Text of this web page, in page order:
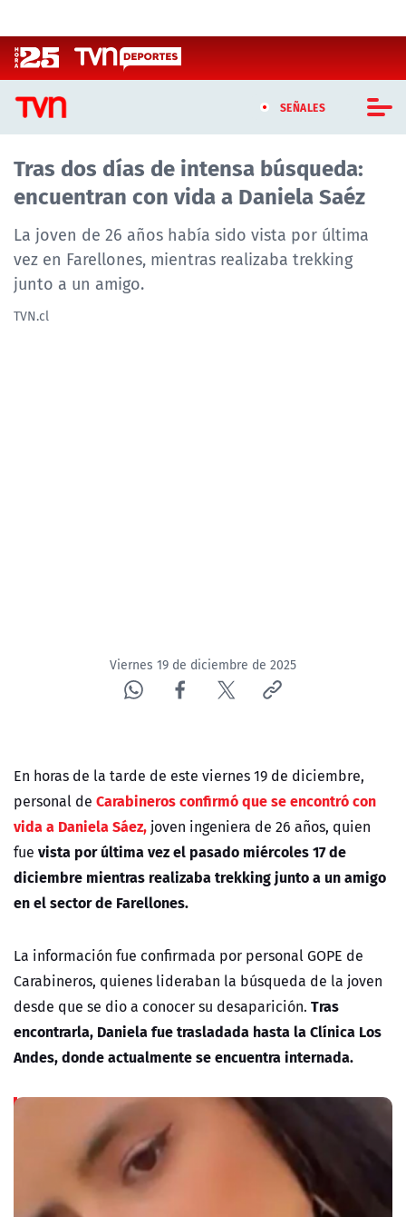
SEÑALES
CASTING MASTERCHEF CHILE
CASTING TVN VERTICAL
TVN VERTICAL
TVN PLAY
Tras dos días de intensa búsqueda:
encuentran con vida a Daniela Saéz
La joven de 26 años había sido vista por última
vez en Farellones, mientras realizaba trekking
junto a un amigo.
TVN.cl
Viernes 19 de diciembre de 2025
En horas de la tarde de este viernes 19 de diciembre,
personal de Carabineros confirmó que se encontró con
vida a Daniela Sáez, joven ingeniera de 26 años, quien
fue vista por última vez el pasado miércoles 17 de
diciembre mientras realizaba trekking junto a un amigo
en el sector de Farellones.
La información fue confirmada por personal GOPE de
Carabineros, quienes lideraban la búsqueda de la joven
desde que se dio a conocer su desaparición. Tras
encontrarla, Daniela fue trasladada hasta la Clínica Los
Andes, donde actualmente se encuentra internada.